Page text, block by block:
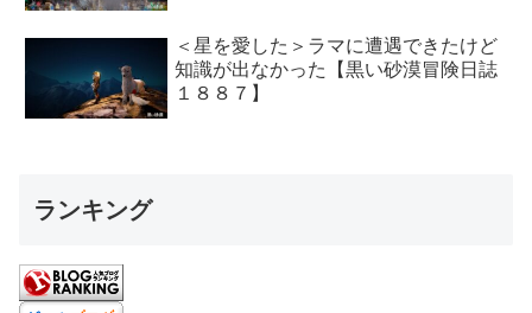
＜星を愛した＞ラマに遭遇できたけど
知識が出なかった【黒い砂漠冒険日誌
１８８７】
ランキング